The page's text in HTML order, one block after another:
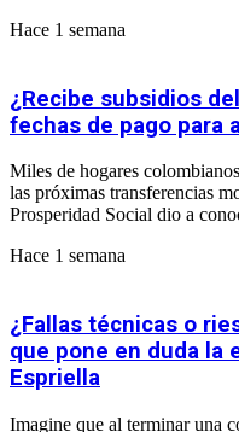
Hace 1 semana
¿Recibe subsidios
fechas de pago para
Miles de hogares
las próximas transferencias
Prosperidad Social dio a
Hace 1 semana
¿Fallas técnicas o
que pone en duda la
Espriella
Imagine que al terminar una